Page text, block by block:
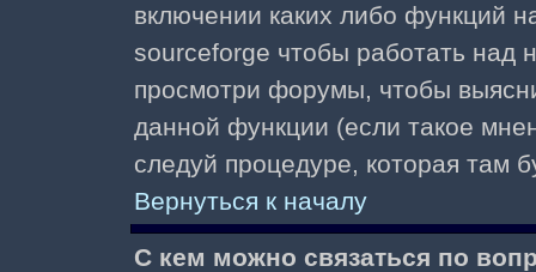
включении каких либо функций
sourceforge чтобы работать над
просмотри форумы, чтобы
данной функции (если такое
следуй процедуре, которая там
Вернуться к началу
С кем можно связаться по